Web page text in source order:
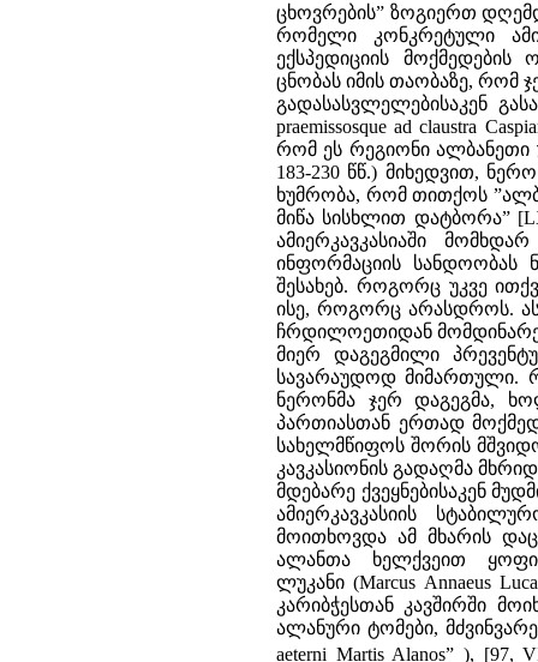
ცხოვრების” ზოგიერთ
რომელი კონკრეტული
ექსპედიციის
ცნობას იმის თაობაზე, რომ
გადასასვლელებისაკენ
praemissosque ad claustra
რომ ეს რეგიონი ალბანეთი
183-230 წწ.) მიხედვით,
ხუმრობა, რომ თითქოს
მიწა სისხლით დატბორა”
ამიერკავკასიაში
ინფორმაციის სანდოობას
შესახებ. როგორც უკვე
ისე, როგორც არასდროს.
ჩრდილოეთიდან
მიერ დაგეგმილი
სავარაუდოდ მიმართული.
ნერონმა ჯერ დაგეგმა,
პართიასთან ერთად
სახელმწიფოს შორის
კავკასიონის გადაღმა
მდებარე ქვეყნებისაკენ
ამიერკავკასიის
მოითხოვდა ამ მხარის
ალანთა ხელქვეით
ლუკანი (Marcus Annaeus
კარიბჭესთან კავშირში
ალანური ტომები, მძვინვარე
aeterni Martis Alanos” ), [97,